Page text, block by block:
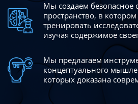
Мы создаем безопасное
пространство, в
тренировать
изучая содержимое
Мы предлагаем
концептуального
которых доказана